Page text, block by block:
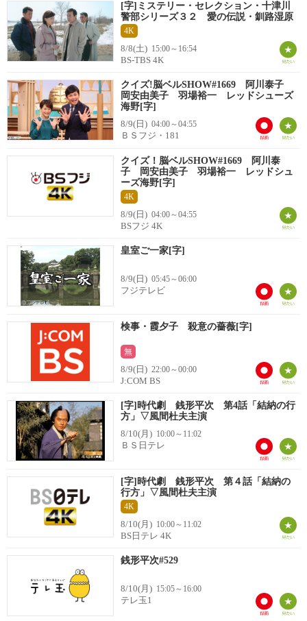
[字]ミステリー・セレクション・十津川
警部シリーズ３２ 愛の伝説・釧路湿原
4K
8/8(土) 15:00～16:54
BS-TBS 4K
クイズ!脳ベルSHOW#1669 阿川泰子
岡安由美子 羽場裕一 レッドシューズ
海野[字]
8/9(日) 04:00～04:55
ＢＳフジ・181
クイズ！脳ベルSHOW#1669 阿川泰
子 岡安由美子 羽場裕一 レッドシュ
ーズ海野[字]
4K
8/9(日) 04:00～04:55
BSフジ 4K
皇室ご一家[字]
8/9(日) 05:45～06:00
フジテレビ
検事・霞夕子 殺意の薔薇[字]
無
8/9(日) 22:00～00:00
J:COM BS
[字]時代劇 銭形平次 第4話「結納の行
方」▽風間杜夫主演
8/10(月) 10:00～11:02
ＢＳ日テレ
[字]時代劇 銭形平次 第４話「結納の
行方」▽風間杜夫主演
4K
8/10(月) 10:00～11:02
BS日テレ 4K
銭形平次#529
8/10(月) 15:05～16:00
テレ玉1